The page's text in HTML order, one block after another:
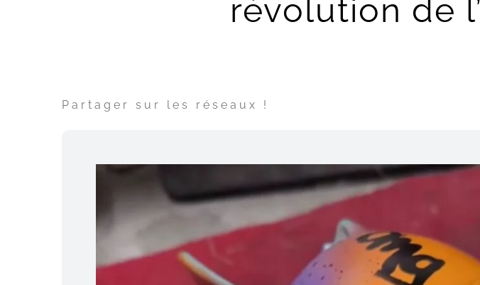
révolution de
Partager sur les réseaux !